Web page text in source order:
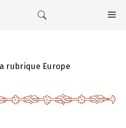
rubrique Europe